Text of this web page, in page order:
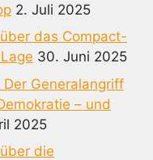
2. Juli 2025
das Compact-
30. Juni 2025
Generalangriff
– und
2025
die